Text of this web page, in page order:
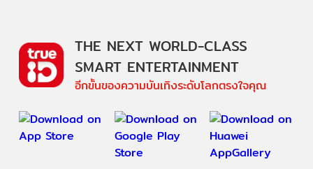
THE NEXT WORLD-CLASS
SMART ENTERTAINMENT
อีกขั้นของความบันเทิงระดับโลกตรงใจคุณ